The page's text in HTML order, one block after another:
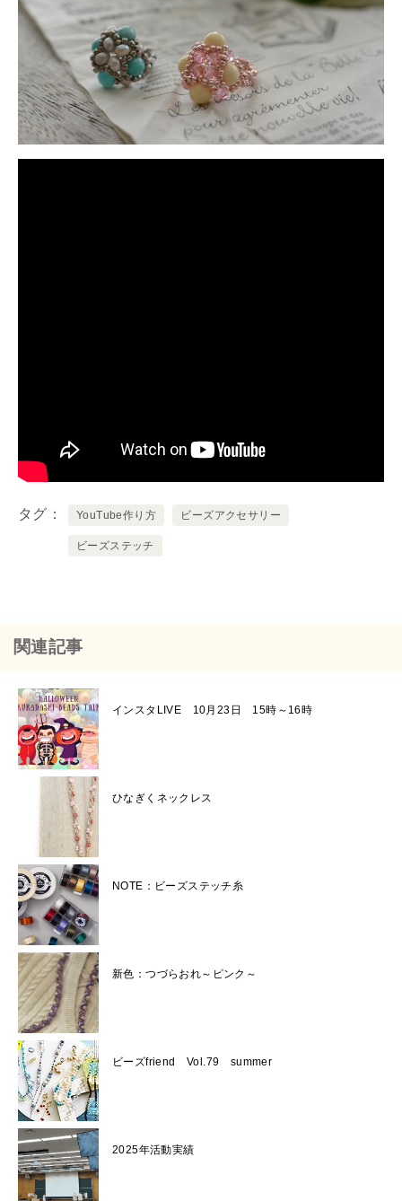
タグ YouTube作り方 ビーズアクセサリー
ビーズステッチ
関連記事
インスタLIVE 10月23日 15時～16時
ひなぎくネックレス
NOTE：ビーズステッチ糸
新色：つづらおれ～ピンク～
ビーズfriend Vol.79 summer
2025年活動実績